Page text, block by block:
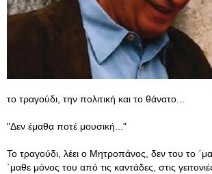
το τραγούδι, την πολιτική και το θάνατο...
"Δεν έμαθα ποτέ μουσική..."
Το τραγούδι, λέει ο Μητροπάνος, δεν του το
΄μαθε μόνος του από τις καντάδες, στις